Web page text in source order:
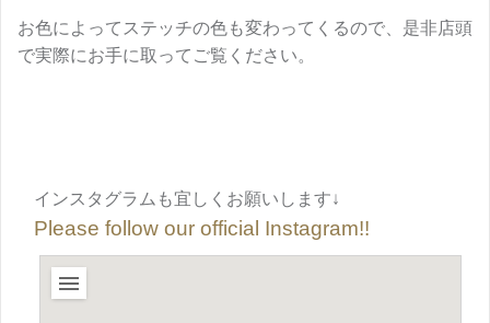
お色によってステッチの色も変わってくるので、是非店頭
で実際にお手に取ってご覧ください。
インスタグラムも宜しくお願いします↓
Please follow our official Instagram!!